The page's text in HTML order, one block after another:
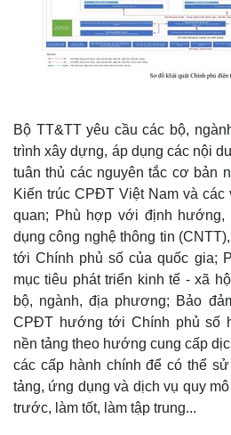
Thế giới
Quan sát
Cuộc sống đó đây
Hồ sơ
E-
Bộ TT&TT yêu cầu các bộ,
trình xây dựng, áp dụng các nội
tuân thủ các nguyên tắc cơ bản
Kiến trúc CPĐT Việt Nam và
quan; Phù hợp với định hướng,
dụng công nghệ thông tin
tới Chính phủ số của quốc gia;
mục tiêu phát triển kinh tế - xã
bộ, ngành, địa phương; Bảo
CPĐT hướng tới Chính phủ số
nền tảng theo hướng cung cấp
các cấp hành chính để có thể
tảng, ứng dụng và dịch vụ quy
trước, làm tốt, làm tập trung...